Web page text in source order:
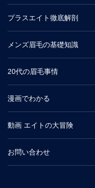
プラスエイト徹底解剖
メンズ眉毛の基礎知識
20代の眉毛事情
漫画でわかる
動画 エイトの大冒険
お問い合わせ